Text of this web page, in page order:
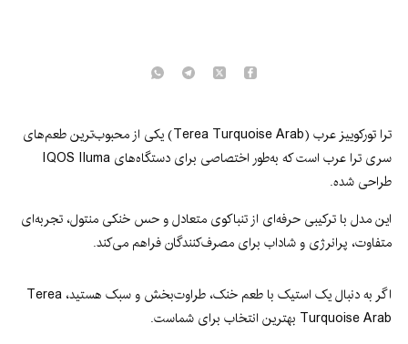
ترا تورکوییز عرب (Terea Turquoise Arab) یکی از محبوب‌ترین طعم‌های
سری ترا عرب است که به‌طور اختصاصی برای دستگاه‌های IQOS Iluma
طراحی شده.
این مدل با ترکیبی حرفه‌ای از تنباکوی متعادل و حس خنکی منتول، تجربه‌ای
متفاوت، پرانرژی و شاداب برای مصرف‌کنندگان فراهم می‌کند.
اگر به دنبال یک استیک با طعم خنک، طراوت‌بخش و سبک هستید، Terea
Turquoise Arab بهترین انتخاب برای شماست.